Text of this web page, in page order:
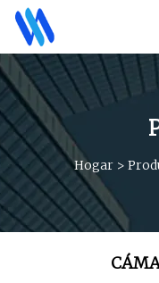
Hogar >